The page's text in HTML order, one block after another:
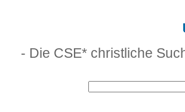
- Die CSE* christliche